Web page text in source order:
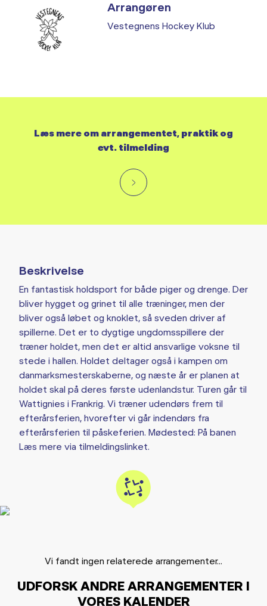
Beskrivelse
En fantastisk holdsport for både piger og drenge. Der
bliver hygget og grinet til alle træninger, men der
bliver også løbet og knoklet, så sveden driver af
spillerne. Det er to dygtige ungdomsspillere der
træner holdet, men det er altid ansvarlige voksne til
stede i hallen. Holdet deltager også i kampen om
danmarksmesterskaberne, og næste år er planen at
holdet skal på deres første udenlandstur. Turen går til
Wattignies i Frankrig. Vi træner udendørs frem til
efterårsferien, hvorefter vi går indendørs fra
efterårsferien til påskeferien. Mødested: På banen
Læs mere via tilmeldingslinket.
Arrangøren
Vestegnens Hockey Klub
Læs mere om arrangementet, praktik og
evt. tilmelding
Vi fandt ingen relaterede arrangementer...
UDFORSK ANDRE ARRANGEMENTER I
VORES KALENDER